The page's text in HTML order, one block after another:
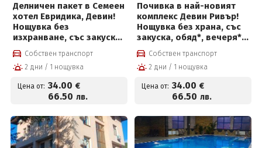
Делничен пакет в Семеен
хотел Евридика, Девин!
Нощувка без
изхранване, със закуска,
закуска и вечеря или
закуска, обяд и вечеря +
вътрешен терапевтичен
басейн с минерална
вода, джакузи,
финландска сауна и
Собствен транспорт
2 дни / 1 нощувка
Цена от: 34.00 €
66.50 лв.
Почивка в най-новият
комплекс Девин Ривър!
Нощувка без храна, със
закуска, обяд*, вечеря*,
плувен басейн и Релакс
център на цени от 34 €
на човек
Собствен транспорт
2 дни / 1 нощувка
Цена от: 34.00 €
66.50 лв.